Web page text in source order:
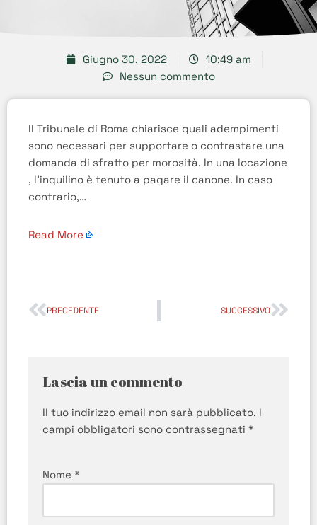
Giugno 30, 2022
10:49 am
Nessun commento
Il Tribunale di Roma chiarisce quali adempimenti
sono necessari per supportare o contrastare una
domanda di sfratto per morosità. In una locazione
, l’inquilino è tenuto a pagare il canone. In caso
contrario,…
Read More
PRECEDENTE SUCCESSIVO
Lascia un commento
Il tuo indirizzo email non sarà pubblicato. I
campi obbligatori sono contrassegnati *
Nome *